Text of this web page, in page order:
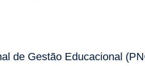
de Gestão Educacional